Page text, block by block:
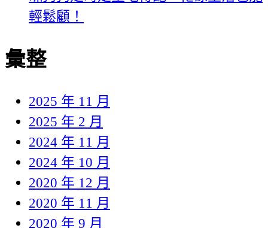
輕鬆顧！
彙整
2025 年 11 月
2025 年 2 月
2024 年 11 月
2024 年 10 月
2020 年 12 月
2020 年 11 月
2020 年 9 月